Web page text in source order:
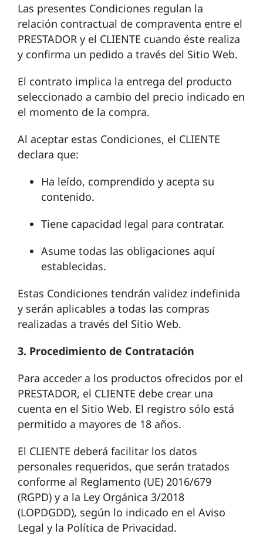
Las presentes Condiciones regulan la
relación contractual de compraventa entre el
PRESTADOR y el CLIENTE cuando éste realiza
y confirma un pedido a través del Sitio Web.
El contrato implica la entrega del producto
seleccionado a cambio del precio indicado en
el momento de la compra.
Al aceptar estas Condiciones, el CLIENTE
declara que:
Ha leído, comprendido y acepta su
contenido.
Tiene capacidad legal para contratar.
Asume todas las obligaciones aquí
establecidas.
Estas Condiciones tendrán validez indefinida
y serán aplicables a todas las compras
realizadas a través del Sitio Web.
3. Procedimiento de Contratación
Para acceder a los productos ofrecidos por el
PRESTADOR, el CLIENTE debe crear una
cuenta en el Sitio Web. El registro sólo está
permitido a mayores de 18 años.
El CLIENTE deberá facilitar los datos
personales requeridos, que serán tratados
conforme al Reglamento (UE) 2016/679
(RGPD) y a la Ley Orgánica 3/2018
(LOPDGDD), según lo indicado en el Aviso
Legal y la Política de Privacidad.